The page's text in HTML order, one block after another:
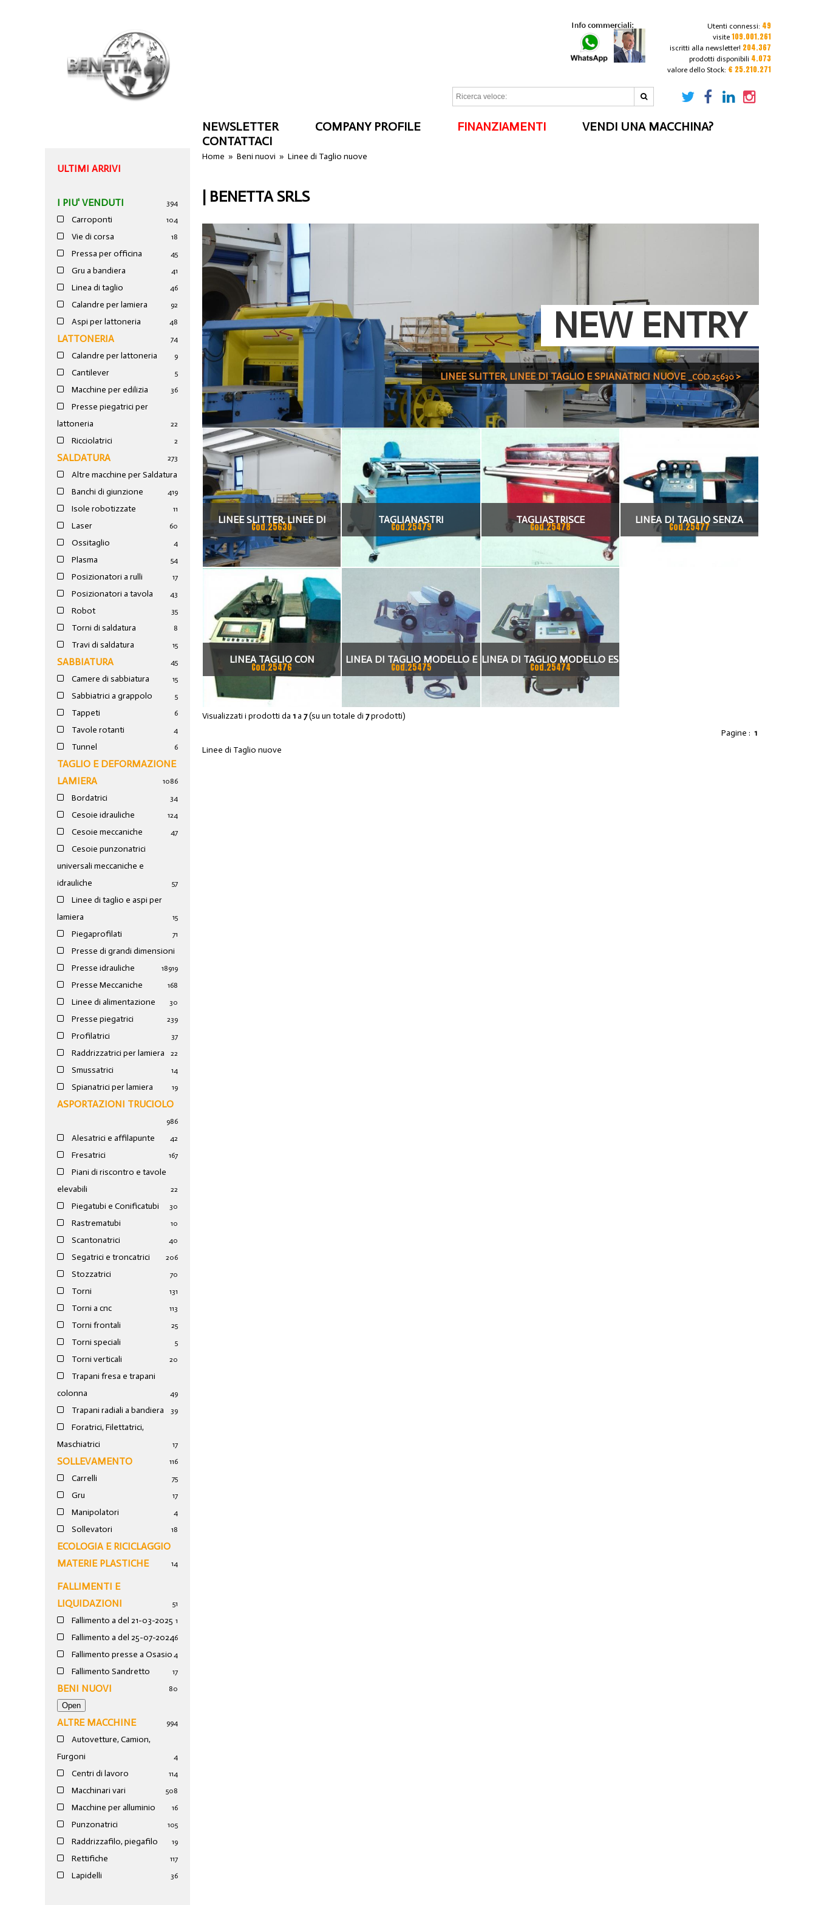
Utenti connessi: 49
visite 109.001.261
iscritti alla newsletter! 204.367
prodotti disponibili 4.073
valore dello Stock: € 25.210.271
NEWSLETTER COMPANY PROFILE FINANZIAMENTI
VENDI UNA MACCHINA?
CONTATTACI
ULTIMI ARRIVI
I PIU' VENDUTI 394
Carroponti 104
Vie di corsa 18
Pressa per officina 45
Gru a bandiera 41
Linea di taglio 46
Calandre per lamiera 92
Aspi per lattoneria 48
LATTONERIA 74
Calandre per lattoneria 9
Cantilever 5
Macchine per edilizia 36
Presse piegatrici per
lattoneria
22
Ricciolatrici 2
SALDATURA 273
Altre macchine per Saldatura
19
Banchi di giunzione 4
Isole robotizzate 11
Laser 60
Ossitaglio 4
Plasma 54
Posizionatori a rulli 17
Posizionatori a tavola 43
Robot 35
Torni di saldatura 8
Travi di saldatura 15
SABBIATURA 45
Camere di sabbiatura 15
Sabbiatrici a grappolo 5
Tappeti 6
Tavole rotanti 4
Tunnel 6
TAGLIO E DEFORMAZIONE
LAMIERA
1086
Bordatrici 34
Cesoie idrauliche 124
Cesoie meccaniche 47
Cesoie punzonatrici
universali meccaniche e
idrauliche
57
Linee di taglio e aspi per
lamiera
15
Piegaprofilati 71
Presse di grandi dimensioni
19
Presse idrauliche 189
Presse Meccaniche 168
Linee di alimentazione 30
Presse piegatrici 239
Profilatrici 37
Raddrizzatrici per lamiera 22
Smussatrici 14
Spianatrici per lamiera 19
ASPORTAZIONI TRUCIOLO
986
Alesatrici e affilapunte 42
Fresatrici 167
Piani di riscontro e tavole
elevabili
22
Piegatubi e Conificatubi 30
Rastrematubi 10
Scantonatrici 40
Segatrici e troncatrici 206
Stozzatrici 70
Torni 131
Torni a cnc 113
Torni frontali 25
Torni speciali 5
Torni verticali 20
Trapani fresa e trapani
colonna
49
Trapani radiali a bandiera 39
Foratrici, Filettatrici,
Maschiatrici
17
SOLLEVAMENTO 116
Carrelli 75
Gru 17
Manipolatori 4
Sollevatori 18
ECOLOGIA E RICICLAGGIO
MATERIE PLASTICHE
14
FALLIMENTI E
LIQUIDAZIONI
51
Fallimento a del 21-03-2025 1
Fallimento a del 25-07-20246
Fallimento presse a Osasio 4
Fallimento Sandretto 17
BENI NUOVI 80
ALTRE MACCHINE 994
Autovetture, Camion,
Furgoni
4
Centri di lavoro 114
Macchinari vari 508
Macchine per alluminio 16
Punzonatrici 105
Raddrizzafilo, piegafilo 19
Rettifiche 117
Lapidelli 36
Home »Beni nuovi »Linee di Taglio nuove
| BENETTA SRLS
NEW ENTRY
LINEE SLITTER, LINEE DI TAGLIO E SPIANATRICI NUOVE _COD.25630>
LINEE SLITTER, LINEE DI
TAGLIO E SPIANATRICI NUOVE
Cod.25630
TAGLIANASTRI
Cod.25479
TAGLIASTRISCE
Cod.25478
LINEA DI TAGLIO SENZA
SEGNATURA
Cod.25477
LINEA TAGLIO CON
SEGNATURA
Cod.25476
LINEA DI TAGLIO MODELLO E
(SENZA SEGNATURA)
Cod.25475
LINEA DI TAGLIO MODELLO ES
(CON SEGNATURA)
Cod.25474
Visualizzati i prodotti da1a7(su un totale di7prodotti)
Pagine : 1
Linee di Taglio nuove